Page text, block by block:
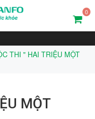
0
THI " HAI TRIỆU MỘT
MỘT